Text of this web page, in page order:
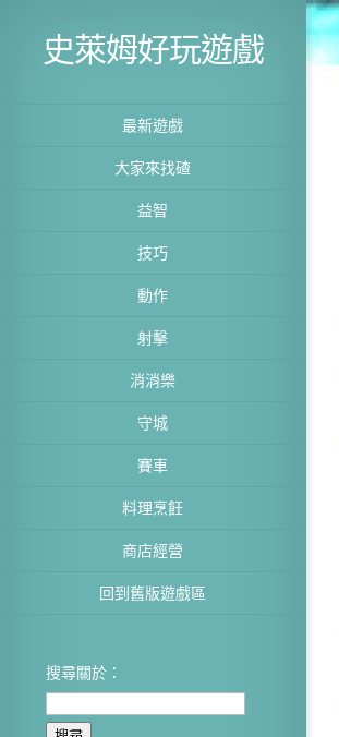
史萊姆好玩遊戲
最新遊戲
大家來找碴
益智
技巧
動作
射擊
消消樂
守城
賽車
料理烹飪
商店經營
回到舊版遊戲區
搜尋關於：